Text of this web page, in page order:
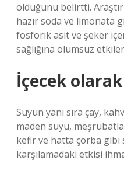
olduğunu belirtti.
hazır soda ve limonata
fosforik asit ve şeker
sağlığına olumsuz
İçecek
Suyun yanı sıra çay,
maden suyu,
kefir ve hatta çorba gibi
karşılamadaki etkisi